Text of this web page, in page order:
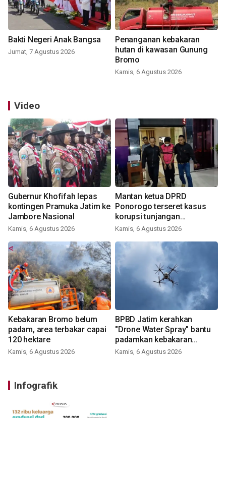
Bakti Negeri Anak Bangsa
Jumat, 7 Agustus 2026
Penanganan kebakaran
hutan di kawasan Gunung
Bromo
Kamis, 6 Agustus 2026
Video
Gubernur Khofifah lepas
kontingen Pramuka Jatim ke
Jambore Nasional
Kamis, 6 Agustus 2026
Mantan ketua DPRD
Ponorogo terseret kasus
korupsi tunjangan
perumahan
Kamis, 6 Agustus 2026
Kebakaran Bromo belum
padam, area terbakar capai
120 hektare
Kamis, 6 Agustus 2026
BPBD Jatim kerahkan
"Drone Water Spray" bantu
padamkan kebakaran
Bromo
Kamis, 6 Agustus 2026
Infografik